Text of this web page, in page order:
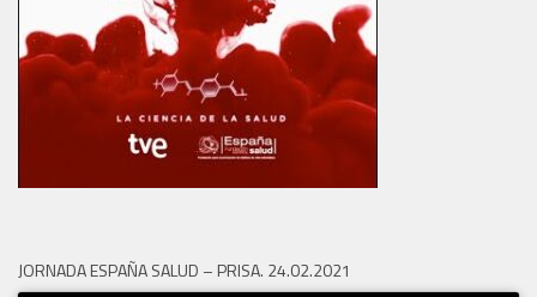
JORNADA ESPAÑA SALUD – PRISA. 24.02.2021